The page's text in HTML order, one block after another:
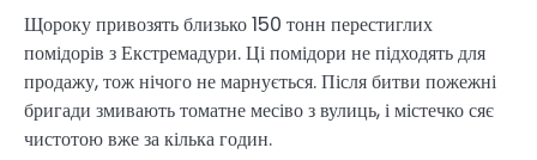
Щороку привозять близько 150 тонн перестиглих
помідорів з Екстремадури. Ці помідори не підходять для
продажу, тож нічого не марнується. Після битви пожежні
бригади змивають томатне месіво з вулиць, і містечко сяє
чистотою вже за кілька годин.